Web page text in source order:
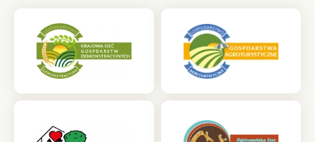
(otwiera
w
(otwiera
w